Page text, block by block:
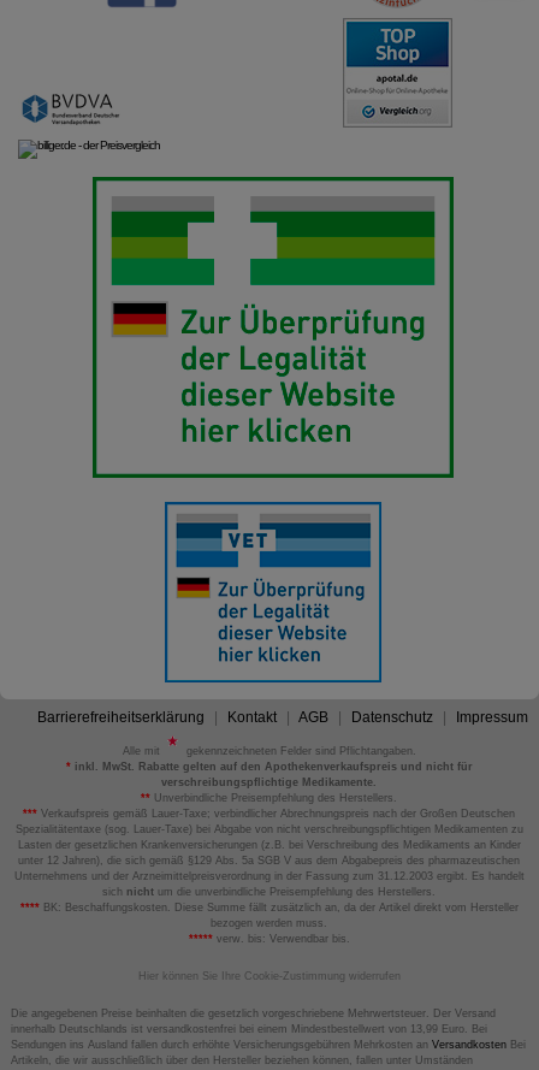
Barrierefreiheitserklärung Kontakt AGB Datenschutz Impressum
Alle mit
gekennzeichneten Felder sind Pflichtangaben.
*inkl. MwSt. Rabatte gelten auf den Apothekenverkaufspreis und nicht für
verschreibungspflichtige Medikamente.
** Unverbindliche Preisempfehlung des Herstellers.
*** Verkaufspreis gemäß Lauer-Taxe; verbindlicher Abrechnungspreis nach der Großen Deutschen
Spezialitätentaxe (sog. Lauer-Taxe) bei Abgabe von nicht verschreibungspflichtigen Medikamenten zu
Lasten der gesetzlichen Krankenversicherungen (z.B. bei Verschreibung des Medikaments an Kinder
unter 12 Jahren), die sich gemäß §129 Abs. 5a SGB V aus dem Abgabepreis des pharmazeutischen
Unternehmens und der Arzneimittelpreisverordnung in der Fassung zum 31.12.2003 ergibt. Es handelt
sich nicht um die unverbindliche Preisempfehlung des Herstellers.
****BK: Beschaffungskosten. Diese Summe fällt zusätzlich an, da der Artikel direkt vom Hersteller
bezogen werden muss.
*****verw. bis: Verwendbar bis.
Hier können Sie Ihre Cookie-Zustimmung widerrufen
Die angegebenen Preise beinhalten die gesetzlich vorgeschriebene Mehrwertsteuer. Der Versand
innerhalb Deutschlands ist versandkostenfrei bei einem Mindestbestellwert von 13,99 Euro. Bei
Sendungen ins Ausland fallen durch erhöhte Versicherungsgebühren Mehrkosten an VersandkostenBei
Artikeln, die wir ausschließlich über den Hersteller beziehen können, fallen unter Umständen